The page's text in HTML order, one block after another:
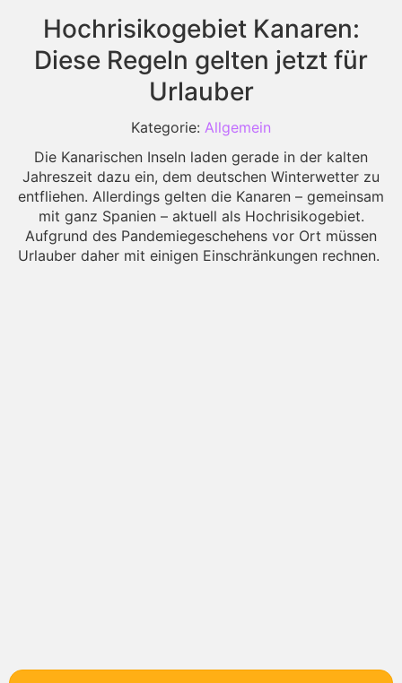
Hochrisikogebiet Kanaren:
Diese Regeln gelten jetzt für
Urlauber
Kategorie: Allgemein
Die Kanarischen Inseln laden gerade in der kalten
Jahreszeit dazu ein, dem deutschen Winterwetter zu
entfliehen. Allerdings gelten die Kanaren – gemeinsam
mit ganz Spanien – aktuell als Hochrisikogebiet.
Aufgrund des Pandemiegeschehens vor Ort müssen
Urlauber daher mit einigen Einschränkungen rechnen.